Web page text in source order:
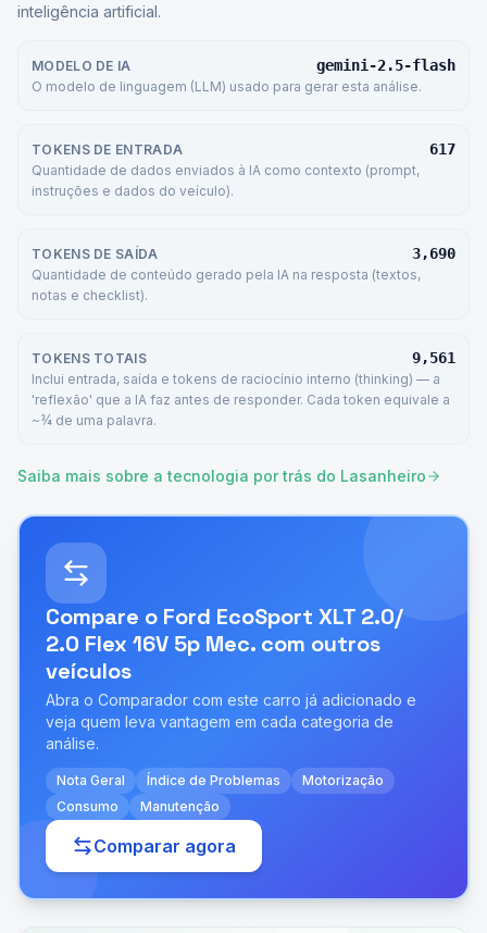
inteligência artificial.
MODELO DE IA gemini-2.5-flash
O modelo de linguagem (LLM) usado para gerar esta análise.
TOKENS DE ENTRADA 617
Quantidade de dados enviados à IA como contexto (prompt,
instruções e dados do veículo).
TOKENS DE SAÍDA 3,690
Quantidade de conteúdo gerado pela IA na resposta (textos,
notas e checklist).
TOKENS TOTAIS 9,561
Inclui entrada, saída e tokens de raciocínio interno (thinking) — a
'reflexão' que a IA faz antes de responder. Cada token equivale a
~¾ de uma palavra.
Saiba mais sobre a tecnologia por trás do Lasanheiro
Compare o Ford EcoSport XLT 2.0/
2.0 Flex 16V 5p Mec. com outros
veículos
Abra o Comparador com este carro já adicionado e
veja quem leva vantagem em cada categoria de
análise.
Nota Geral Índice de Problemas
Motorização
Consumo
Manutenção
Comparar agora